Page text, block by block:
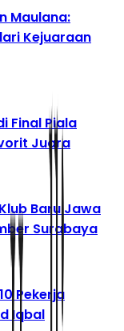
Maulana:
Kejuaraan
Final Piala
Juara
Baru Jawa
Surabaya
Pekerja
Iqbal